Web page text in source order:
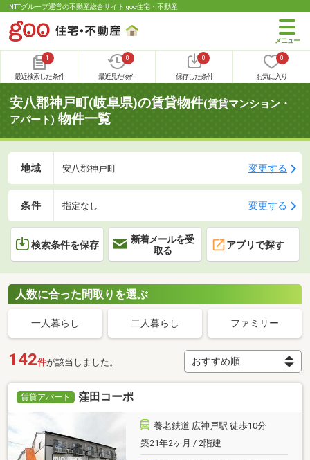
NTTグループ運営の不動産総合サイト goo住宅・不動産
1
最近検索した条件
0
最近見た物件
0
保存した条件
0
お気に入り
安八郡神戸町(岐阜県)の賃貸物件(賃貸マンション・
アパート) 物件一覧
地域 安八郡神戸町 変更する
条件 指定なし 変更する
検索条件を保存
新着メールを受
取る
アプリで探す
人数に合った間取りを選ぶ
一人暮らし 二人暮らし ファミリー
142件が該当しました。
賃貸アパート 窪田コーポ
養老鉄道 広神戸駅 徒歩10分
築21年2ヶ月 / 2階建